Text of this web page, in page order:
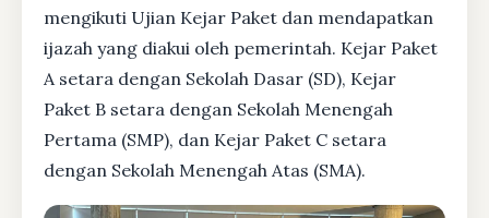
mengikuti Ujian Kejar Paket dan mendapatkan
ijazah yang diakui oleh pemerintah. Kejar Paket
A setara dengan Sekolah Dasar (SD), Kejar
Paket B setara dengan Sekolah Menengah
Pertama (SMP), dan Kejar Paket C setara
dengan Sekolah Menengah Atas (SMA).